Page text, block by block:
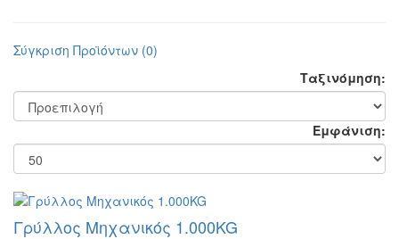
Σύγκριση Προϊόντων (0)
Ταξινόμηση:
Εμφάνιση:
Γρύλλος Μηχανικός 1.000KG